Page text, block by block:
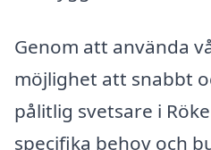
Genom att använda
möjlighet att snabbt
pålitlig svetsare i
specifika behov och